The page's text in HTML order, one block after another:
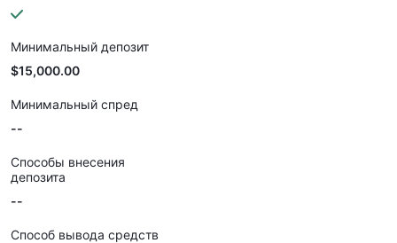
Минимальный депозит
$15,000.00
Минимальный спред
--
Способы внесения
депозита
--
Способ вывода средств